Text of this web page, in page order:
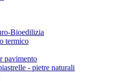
Bioedilizia
termico
pavimento
- pietre naturali